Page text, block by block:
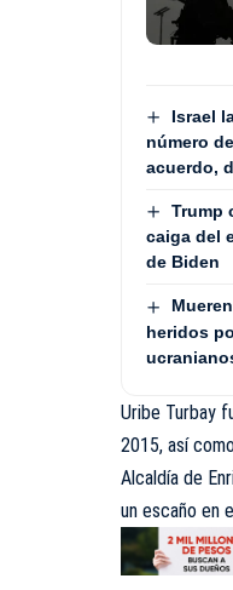
Israel
número
acuerdo,
Trump
caiga del
de Biden
heridos
Uribe Turbay
2015, así
Alcaldía de
un escaño en